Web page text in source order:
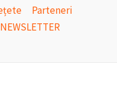
Parteneri
NEWSLETTER